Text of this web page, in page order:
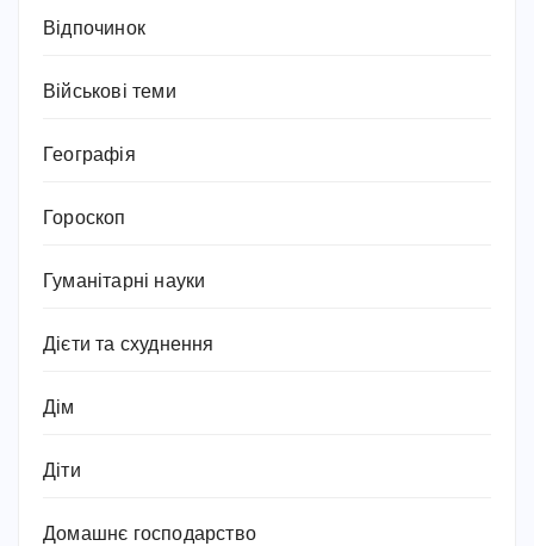
Відпочинок
Військові теми
Географія
Гороскоп
Гуманітарні науки
Дієти та схуднення
Дім
Діти
Домашнє господарство